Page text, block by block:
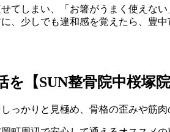
てしまい、「お箸がうまく使えな
、少しでも違和感を覚えたら、豊
【SUN整骨院中桜塚
っかりと見極め、骨格の歪みや筋